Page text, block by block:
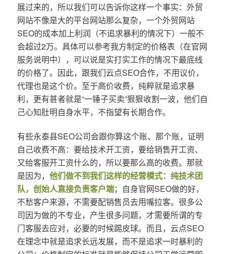
展过来的，所以我们可以告诉你这样一个事实：外贸
网站不像是大的平台网站那么复杂，一个外贸网站
SEO的成本加上利润（不追求暴利的情况下）一般不
会超过2万。具体可以参考我方制定的价格表（在官网
服务说明中），可以说是实打实工作的情况下最底线
的价格了。因此，跟我们云点SEO合作，不用议价，
代理也是这个价。至于高价收费，纯粹就是追求暴
利，更有甚者就是“一锤子买卖”狠狠收割一波，他们自
己心知肚明自身水平，不指望有长期合作。
有些永泰县SEO公司会跟你算这个账、那个账，证明
自己收费不高：要给技术开工资，要给销售开工资、
又给客服开工资什么的，所以要那么高的收费。那就
是因为， 他们做不到我们这样的经营模式：纯技术团
队，创始人直接负责客户端；自身官网SEO做的好，
不愁客户来源，不需要配销售员去用嘴拉客。很多公
司因为做的不专业，产生很多问题，才需要所谓的专
门客服去应对，必要的时候踢皮球。而且，云点SEO
在理念中就是追求长远发展，而不是追求一时暴利的